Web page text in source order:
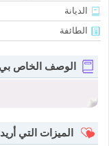
الديانة
الطائفة
الوصف الخاص بي
الميزات التي